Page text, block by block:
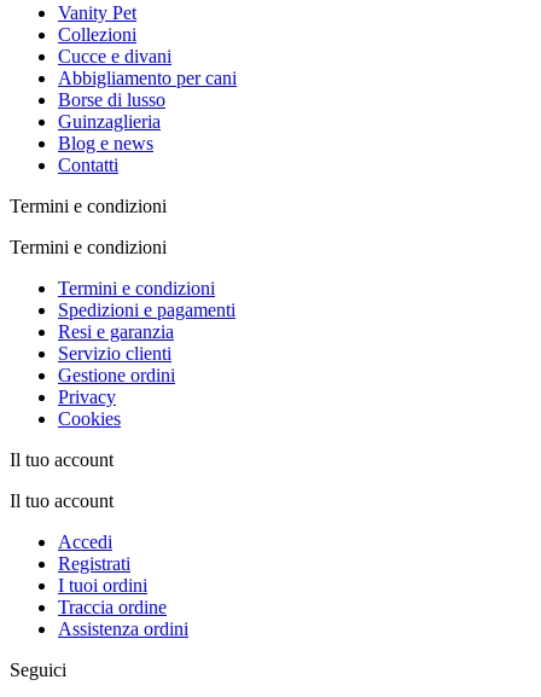
Vanity Pet
Collezioni
Cucce e divani
Abbigliamento per cani
Borse di lusso
Guinzaglieria
Blog e news
Contatti
Termini e condizioni
Termini e condizioni
Termini e condizioni
Spedizioni e pagamenti
Resi e garanzia
Servizio clienti
Gestione ordini
Privacy
Cookies
Il tuo account
Il tuo account
Accedi
Registrati
I tuoi ordini
Traccia ordine
Assistenza ordini
Seguici